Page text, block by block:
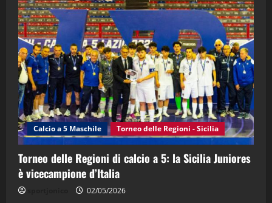
3
"SportEmpire" in Podcast
“SportEmpire” in Podcast: 28^ Puntata
(Martedi 21 Aprile 2026)
21/04/2026
4
"SportEmpire" in Podcast Sport News
“SportEmpire” in Podcast: 27^ Puntata
(Martedi 14 Aprile 2026)
15/04/2026
"SportEmpire" in Podcast
“SportEmpire” in Podcast: 26^ Puntata
Calcio a 5 Maschile Torneo delle Regioni - Sicilia
Torneo delle Regioni di calcio a 5: la Sicilia Juniores
è vicecampione d’Italia
02/05/2026